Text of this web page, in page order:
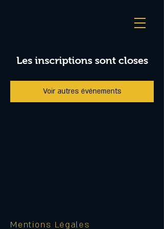
Les inscriptions sont closes
Voir autres événements
Mentions Légales